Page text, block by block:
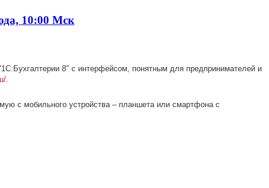
10:00 Мск
8" с интерфейсом, понятным для предпринимателей и
с мобильного устройства – планшета или смартфона с